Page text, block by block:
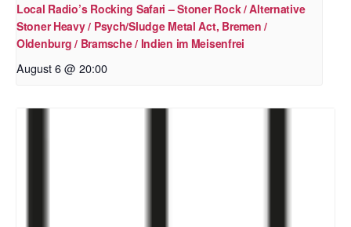
Local Radio’s Rocking Safari – Stoner Rock / Alternative
Stoner Heavy / Psych/Sludge Metal Act, Bremen /
Oldenburg / Bramsche / Indien im Meisenfrei
August 6 @ 20:00